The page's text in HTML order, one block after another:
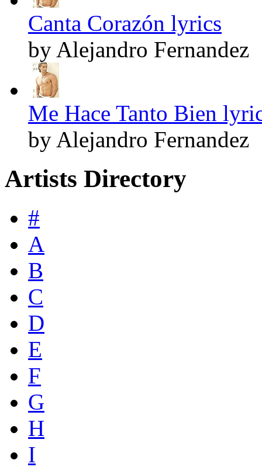
Canta Corazón lyrics
by Alejandro Fernandez
Me Hace Tanto Bien
by Alejandro Fernandez
Artists Directory
#
A
B
C
D
E
F
G
H
I